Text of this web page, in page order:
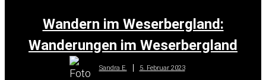
Wandern im Weserbergland:
Wanderungen im Weserbergland
Sandra E. 5. Februar 2023